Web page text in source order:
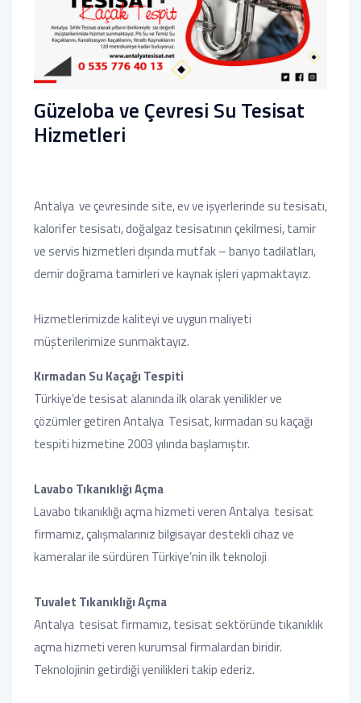
Güzeloba ve Çevresi Su Tesisat
Hizmetleri
Antalya ve çevresinde site, ev ve işyerlerinde su tesisatı,
kalorifer tesisatı, doğalgaz tesisatının çekilmesi, tamir
ve servis hizmetleri dışında mutfak – banyo tadilatları,
demir doğrama tamirleri ve kaynak işleri yapmaktayız.
Hizmetlerimizde kaliteyi ve uygun maliyeti
müşterilerimize sunmaktayız.
Kırmadan Su Kaçağı Tespiti
Türkiye’de tesisat alanında ilk olarak yenilikler ve
çözümler getiren Antalya Tesisat, kırmadan su kaçağı
tespiti hizmetine 2003 yılında başlamıştır.
Lavabo Tıkanıklığı Açma
Lavabo tıkanıklığı açma hizmeti veren Antalya tesisat
firmamız, çalışmalarınız bilgisayar destekli cihaz ve
kameralar ile sürdüren Türkiye’nin ilk teknoloji
Tuvalet Tıkanıklığı Açma
Antalya tesisat firmamız, tesisat sektöründe tıkanıklık
açma hizmeti veren kurumsal firmalardan biridir.
Teknolojinin getirdiği yenilikleri takip ederiz.